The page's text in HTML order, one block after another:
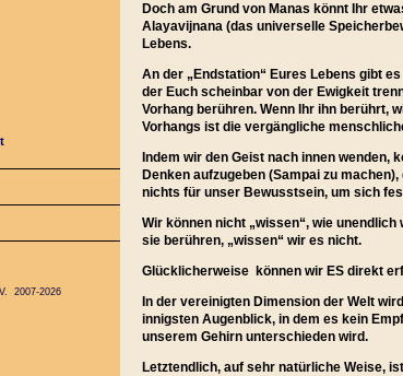
Doch am Grund von Manas könnt Ihr
Alayavijnana (das universelle
Lebens.
An der „Endstation“ Eures Lebens gibt
der Euch scheinbar von der Ewigkeit
Vorhang berühren. Wenn Ihr ihn berührt,
Vorhangs ist die vergängliche
Indem wir den Geist nach innen
Denken aufzugeben (Sampai zu
nichts für unser Bewusstsein, um sich
Wir können nicht „wissen“, wie
sie berühren, „wissen“ wir es nicht.
Glücklicherweise können wir ES direkt
In der vereinigten Dimension der Welt
innigsten Augenblick, in dem es kein
unserem Gehirn unterschieden wird.
Letztendlich, auf sehr natürliche Weise,
2007-2026